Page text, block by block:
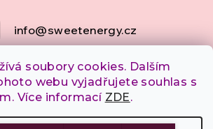
soubory cookies. Dalším
webu vyjadřujete souhlas s
Více informací ZDE.
info@sweetenergy.cz
+420 607 253 790